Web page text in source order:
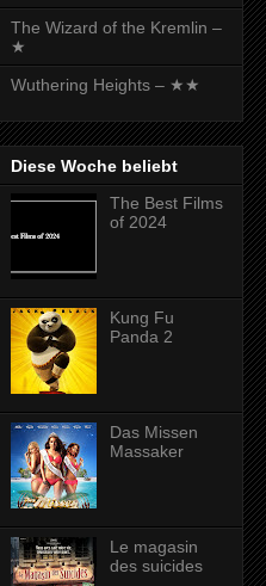
The Wizard of the Kremlin –
★
Wuthering Heights – ★★
Diese Woche beliebt
The Best Films
of 2024
Kung Fu
Panda 2
Das Missen
Massaker
Le magasin
des suicides